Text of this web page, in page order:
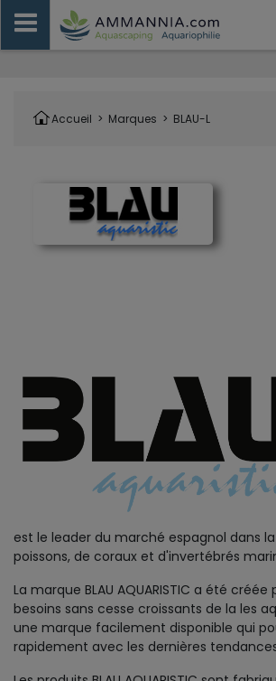
Accueil > Marques > BLAU-L
est le leader du marché espagnol dans
poissons, de coraux et d'invertébrés
La marque BLAU AQUARISTIC a été
besoins sans cesse croissants de la les
une marque facilement disponible qui
rapidement avec les dernières